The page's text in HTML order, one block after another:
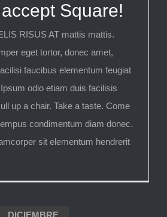
Square!
RISUS AT mattis mattis.
eget tortor, donec amet,
faucibus elementum feugiat
odio etiam duis facilisis
up a chair. Take a taste. Come
condimentum diam donec.
sit elementum hendrerit